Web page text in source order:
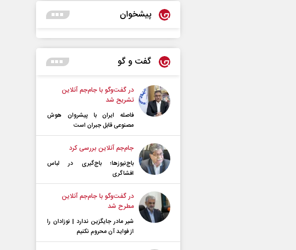
پیشخوان
گفت و گو
در گفت‌و‌گو با جام‌جم آنلاین
تشریح شد
فاصله ایران با پیشرو‌ان هوش
مصنوعی قابل جبران است
جام‌جم آنلاین بررسی کرد
باج‌نیوزها؛ باج‌گیری در لباس
افشاگری
در گفت‌و‌گو با جام‌جم آنلاین
مطرح شد
شیر مادر جایگزین ندارد | نوزادان را
از فواید آن محروم نکنیم